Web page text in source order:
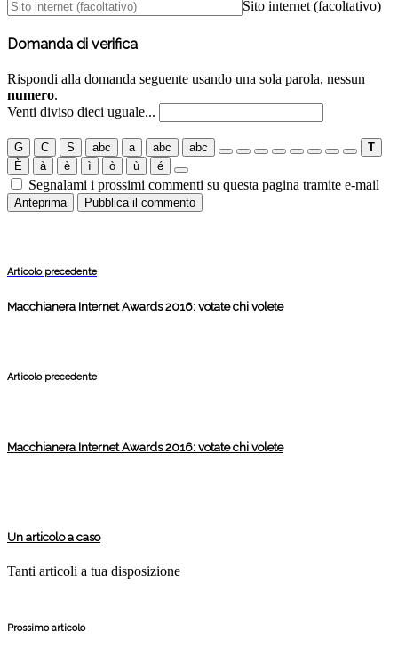
Sito internet (facoltativo)
Domanda di verifica
Rispondi alla domanda seguente usando una sola parola, nessun
numero.
Venti diviso dieci uguale...
G C S abc a abc abc
T
È
à è ì ò ù é
Segnalami i prossimi commenti su questa pagina tramite e-mail
Articolo precedente
Macchianera Internet Awards 2016: votate chi volete
Articolo precedente
Macchianera Internet Awards 2016: votate chi volete
Un articolo a caso
Tanti articoli a tua disposizione
Prossimo articolo